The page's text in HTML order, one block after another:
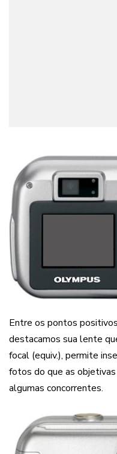
Entre os pontos
destacamos sua lente
focal (equiv.), permite
fotos do que as
algumas concorrentes.